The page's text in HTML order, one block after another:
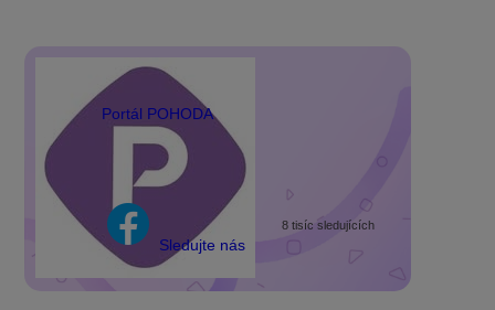
Portál POHODA
Sledujte nás
8 tisíc sledujících